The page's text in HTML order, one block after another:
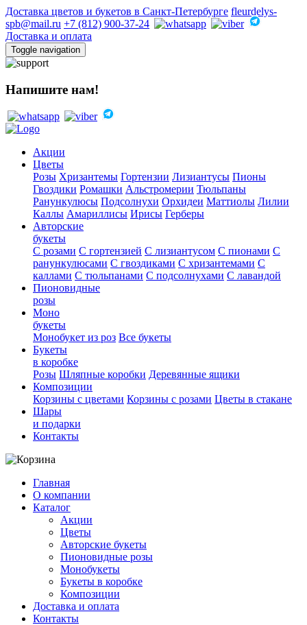
Доставка цветов и букетов в Санкт-Петербурге fleurdelys-
spb@mail.ru +7 (812) 900-37-24
Доставка и оплата
Toggle navigation
Напишите нам!
Акции
Цветы
Розы Хризантемы Гортензии Лизиантусы Пионы
Гвоздики Ромашки Альстромерии Тюльпаны
Ранункулюсы Подсолнухи Орхидеи Маттиолы Лилии
Каллы Амариллисы Ирисы Герберы
Авторские
букеты
С розами С гортензией С лизиантусом С пионами С
ранункулюсами С гвоздиками С хризантемами С
каллами С тюльпанами С подсолнухами С лавандой
Пионовидные
розы
Моно
букеты
Монобукет из роз Все букеты
Букеты
в коробке
Розы Шляпные коробки Деревянные ящики
Композиции
Корзины с цветами Корзины с розами Цветы в стакане
Шары
и подарки
Контакты
Главная
О компании
Каталог
Акции
Цветы
Авторские букеты
Пионовидные розы
Монобукеты
Букеты в коробке
Композиции
Доставка и оплата
Контакты